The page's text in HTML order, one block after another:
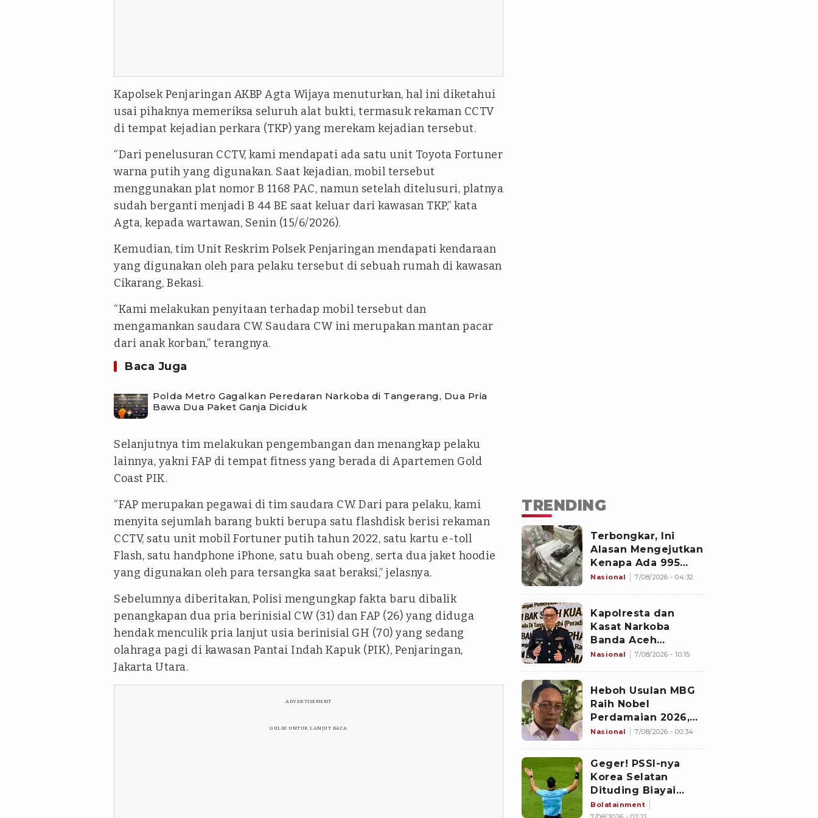
Kapolsek Penjaringan AKBP Agta Wijaya menuturkan, hal ini diketahui
usai pihaknya memeriksa seluruh alat bukti, termasuk rekaman CCTV
di tempat kejadian perkara (TKP) yang merekam kejadian tersebut.
“Dari penelusuran CCTV, kami mendapati ada satu unit Toyota Fortuner
warna putih yang digunakan. Saat kejadian, mobil tersebut
menggunakan plat nomor B 1168 PAC, namun setelah ditelusuri, platnya
sudah berganti menjadi B 44 BE saat keluar dari kawasan TKP,” kata
Agta, kepada wartawan, Senin (15/6/2026).
Kemudian, tim Unit Reskrim Polsek Penjaringan mendapati kendaraan
yang digunakan oleh para pelaku tersebut di sebuah rumah di kawasan
Cikarang, Bekasi.
“Kami melakukan penyitaan terhadap mobil tersebut dan
mengamankan saudara CW. Saudara CW ini merupakan mantan pacar
dari anak korban,” terangnya.
Baca Juga
Polda Metro Gagalkan Peredaran Narkoba di Tangerang, Dua Pria
Bawa Dua Paket Ganja Diciduk
Selanjutnya tim melakukan pengembangan dan menangkap pelaku
lainnya, yakni FAP di tempat fitness yang berada di Apartemen Gold
Coast PIK.
“FAP merupakan pegawai di tim saudara CW. Dari para pelaku, kami
menyita sejumlah barang bukti berupa satu flashdisk berisi rekaman
CCTV, satu unit mobil Fortuner putih tahun 2022, satu kartu e-toll
Flash, satu handphone iPhone, satu buah obeng, serta dua jaket hoodie
yang digunakan oleh para tersangka saat beraksi,” jelasnya.
Sebelumnya diberitakan, Polisi mengungkap fakta baru dibalik
penangkapan dua pria berinisial CW (31) dan FAP (26) yang diduga
hendak menculik pria lanjut usia berinisial GH (70) yang sedang
olahraga pagi di kawasan Pantai Indah Kapuk (PIK), Penjaringan,
Jakarta Utara.
ADVERTISEMENT
GULIR UNTUK LANJUT BACA
TRENDING
Terbongkar, Ini
Alasan Mengejutkan
Kenapa Ada 995
Senjata di Dalam
Nasional 7/08/2026 - 04:32
Kapolresta dan
Kasat Narkoba
Banda Aceh
Diperiksa
Nasional 7/08/2026 - 10:15
Heboh Usulan MBG
Raih Nobel
Perdamaian 2026,
Istana Akhirnya
Nasional 7/08/2026 - 00:34
Geger! PSSI-nya
Korea Selatan
Dituding Biayai
Hiburan Seks untuk
Bolatainment